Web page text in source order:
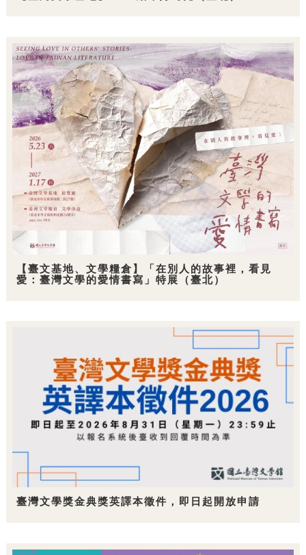
【臺文基地、文學糧倉】「在別人的故事裡，看見
愛：臺灣文學的愛情書寫」特展（臺北）
臺灣文學獎金典獎英譯本徵件，即日起開放申請